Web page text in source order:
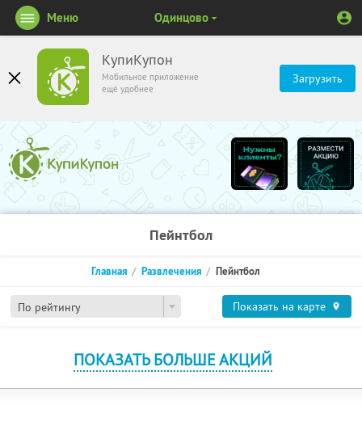
КупиКупон
Мобильное приложение
ещё удобнее
Загрузить
Меню Одинцово
Пейнтбол
По рейтингу
Главная Развлечения Пейнтбол
Показать на карте
ПОКАЗАТЬ БОЛЬШЕ АКЦИЙ